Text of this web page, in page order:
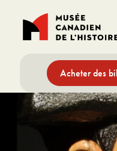
Acheter des